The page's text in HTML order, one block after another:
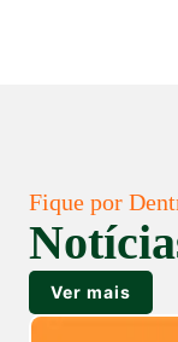
Fique por
Ver mais